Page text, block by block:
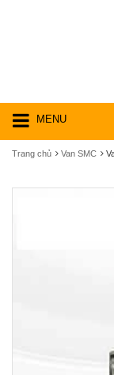
MENU
Trang chủ Van SMC